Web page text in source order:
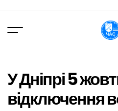
вмісту
У Дніпрі 5
відключення